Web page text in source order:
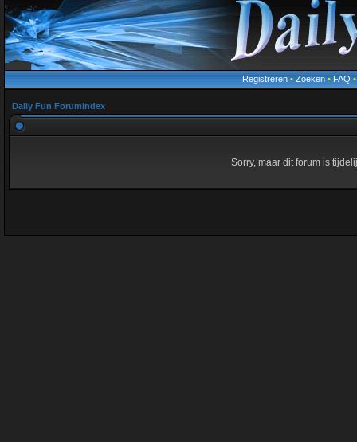
Registreren • Zoeken • FAQ
Daily Fun Forumindex
Sorry, maar dit forum is